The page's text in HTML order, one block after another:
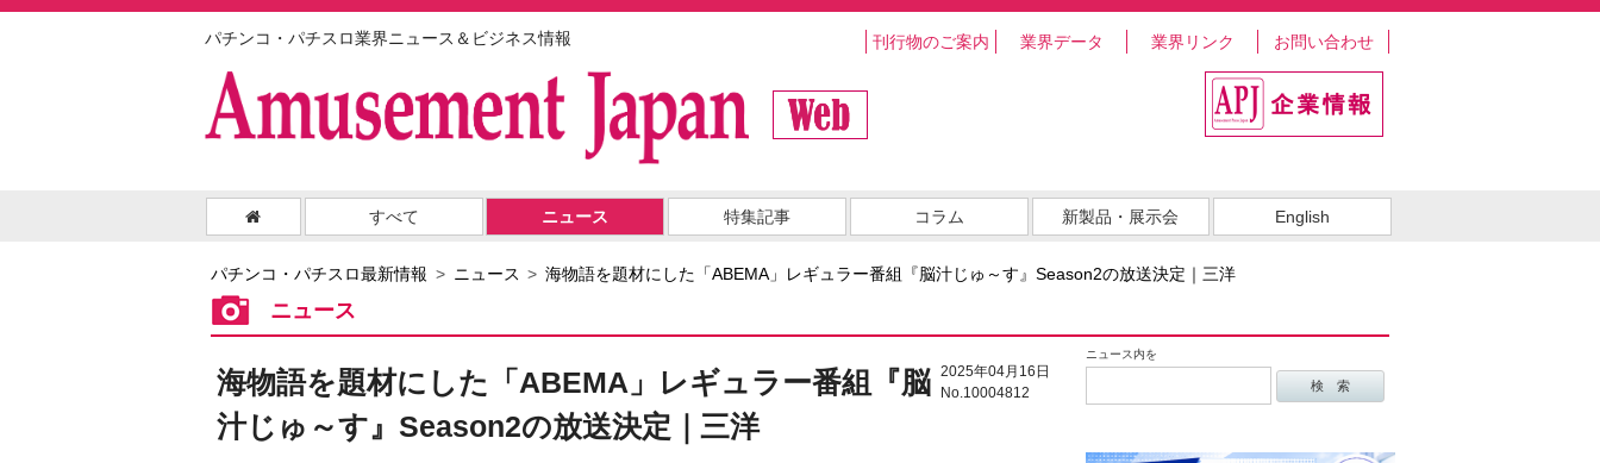
パチンコ・パチスロ業界ニュース＆ビジネス情報 刊行物のご案内 業界データ 業界リンク お問い合わせ
すべて ニュース 特集記事 コラム 新製品・展示会 English
パチンコ・パチスロ最新情報 ニュース 海物語を題材にした「ABEMA」レギュラー番組『脳汁じゅ～す』Season2の放送決定｜三洋
ニュース
ニュース内を
2025年04月16日
No.10004812
海物語を題材にした「ABEMA」レギュラー番組『脳
汁じゅ～す』Season2の放送決定｜三洋